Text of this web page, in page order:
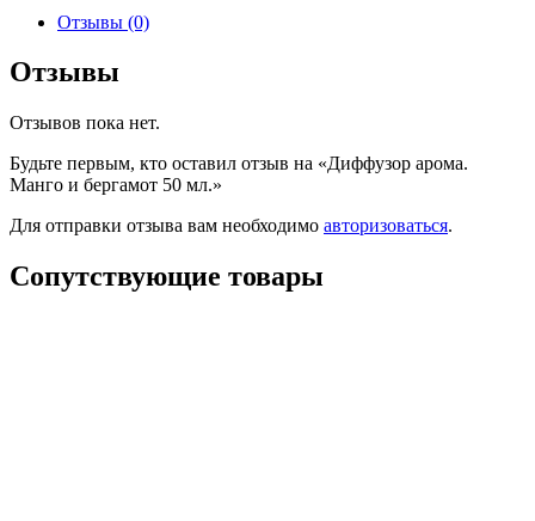
Отзывы (0)
Отзывы
Отзывов пока нет.
Будьте первым, кто оставил отзыв на «Диффузор арома.
Манго и бергамот 50 мл.»
Для отправки отзыва вам необходимо авторизоваться.
Сопутствующие товары